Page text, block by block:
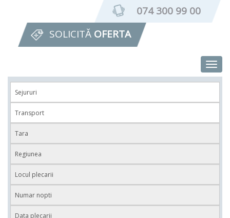
074 300 99 00
SOLICITĂ OFERTA